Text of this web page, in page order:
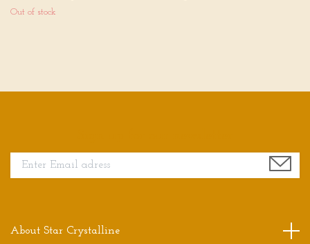
Out of stock
About Star Crystalline